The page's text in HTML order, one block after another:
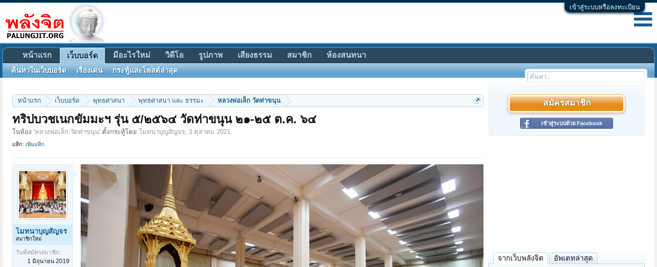
เข้าสู่ระบบหรือลงทะเบียน
หน้าแรก เว็บบอร์ด พุทธศาสนา พุทธศาสนา และ ธรรมะ หลวงพ่อเล็ก วัดท่าขนุน
ทริปบวชเนกขัมมะฯ รุ่น ๕/๒๕๖๔ วัดท่าขนุน ๒๑-๒๕ ต.ค. ๖๔
ในห้อง 'หลวงพ่อเล็ก วัดท่าขนุน' ตั้งกระทู้โดย โมทนาบุญสัญจร, 3 ตุลาคม 2021.
แท็ก: เพิ่มแท็ก
โมทนาบุญสัญจร
สมาชิกใหม่
วันที่สมัครสมาชิก:
1 มิถุนายน 2019
สมัครสมาชิก
เข้าสู่ระบบด้วย Facebook
จากเว็บพลังจิต อัพเดทล่าสุด
หน้าแรก เว็บบอร์ด
ค้นหาในเว็บบอร์ด เรื่องเด่น กระทู้และโพสต์ล่าสุด
มีอะไรใหม่ วิดีโอ รูปภาพ เสียงธรรม สมาชิก ห้องสนทนา